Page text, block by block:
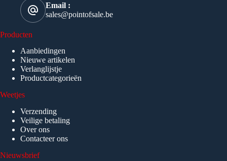
Email :
sales@pointofsale.be
Producten
Aanbiedingen
Nieuwe artikelen
Verlanglijstje
Productcategorieën
Weetjes
Verzending
Veilige betaling
Over ons
Contacteer ons
Nieuwsbrief